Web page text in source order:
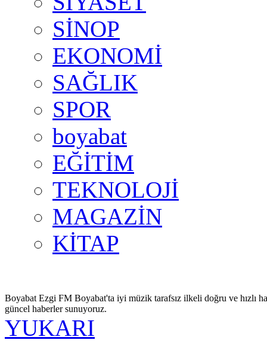
SİNOP
EKONOMİ
SAĞLIK
SPOR
boyabat
EĞİTİM
TEKNOLOJİ
MAGAZİN
KİTAP
Boyabat Ezgi FM Boyabat'ta iyi müzik tarafsız ilkeli doğru ve hızlı
güncel haberler sunuyoruz.
YUKARI